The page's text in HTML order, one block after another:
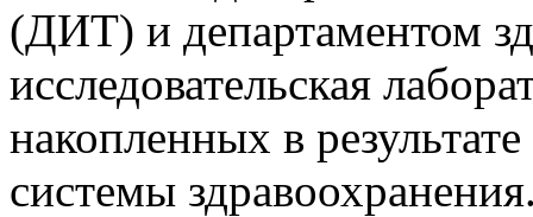
(ДИТ) и департаментом
исследовательская
накопленных в
системы